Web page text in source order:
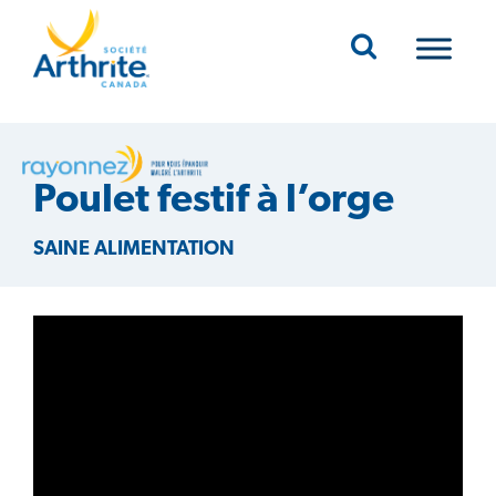
Mobile Navigation
Poulet festif à l’orge
SAINE ALIMENTATION